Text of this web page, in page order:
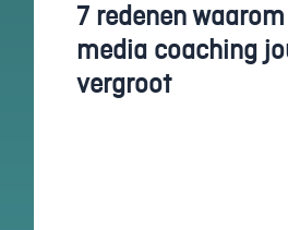
7 redenen
media coaching
vergroot